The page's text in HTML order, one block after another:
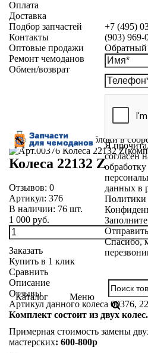
+7 (495)
(903) 969-
Обратный
Я
согласен
обработку
данных в
Политики
Отправить
Спасибо,
Каталог Меню
Оплата
Доставка
Подбор запчастей
Контакты
Оптовые продажи
Ремонт чемоданов
Обмен/возврат
Каталог»Колесные блоки в
Колеса 22132 Z
Отзывов: 0
Артикул: 376
В наличии: 76 шт.
1 000 руб.
Заказать
Купить в 1 клик
Сравнить
Описание
Отзывы
Артикул данного колеса 00376,
Комплект состоит из двух колес.
Примерная стоимость замены
мастерских: 600-800р